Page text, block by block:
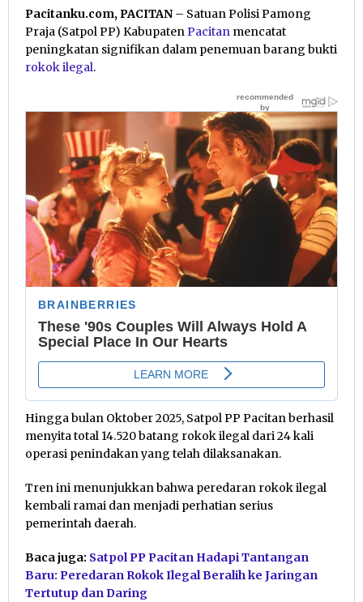
Pacitanku.com, PACITAN – Satuan Polisi Pamong
Praja (Satpol PP) KabupatenPacitan mencatat
peningkatan signifikan dalam penemuan barang bukti
rokok ilegal.
Hingga bulan Oktober 2025, Satpol PP Pacitan berhasil
menyita total 14.520 batang rokok ilegal dari 24 kali
operasi penindakan yang telah dilaksanakan.
Tren ini menunjukkan bahwa peredaran rokok ilegal
kembali ramai dan menjadi perhatian serius
pemerintah daerah.
Baca juga: Satpol PP Pacitan Hadapi Tantangan
Baru: Peredaran Rokok Ilegal Beralih ke Jaringan
Tertutup dan Daring